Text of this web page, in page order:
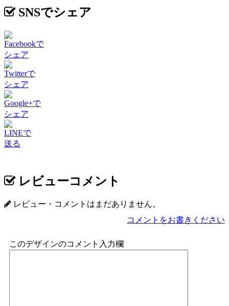
SNSでシェア
Facebookで
シェア
Twitterで
シェア
Google+で
シェア
LINEで
送る
レビューコメント
レビュー・コメントはまだありません。
コメントをお書きください
このデザインのコメント入力欄